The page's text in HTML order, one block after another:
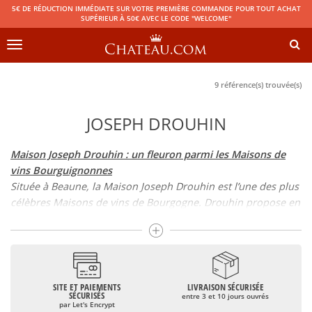
5€ DE RÉDUCTION IMMÉDIATE SUR VOTRE PREMIÈRE COMMANDE POUR TOUT ACHAT
SUPÉRIEUR À 50€ AVEC LE CODE "WELCOME"
Toggle
9 référence(s) trouvée(s)
JOSEPH DROUHIN
Maison Joseph Drouhin : un fleuron parmi les Maisons de
vins Bourguignonnes
Située à Beaune, la Maison Joseph Drouhin est l’une des plus
célèbres Maisons de vins de Bourgogne. Drouhin propose en
beaucoup font l’objet d’un classement. Il s’agit donc là de
grands vins bourguignons dont la qualité a bâti la réputation
de la Maison. Il faut dire que la Bourgogne regorge de
Maisons de vins qui font irradier la qualité des vins de
: Maison Joseph Drouhin, Dugat-Py, Domaine de
SITE ET PAIEMENTS
SÉCURISÉS
par Let's Encrypt
LIVRAISON SÉCURISÉE
entre 3 et 10 jours ouvrés